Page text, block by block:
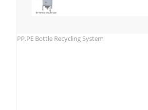
PP.PE Bottle Recycling System